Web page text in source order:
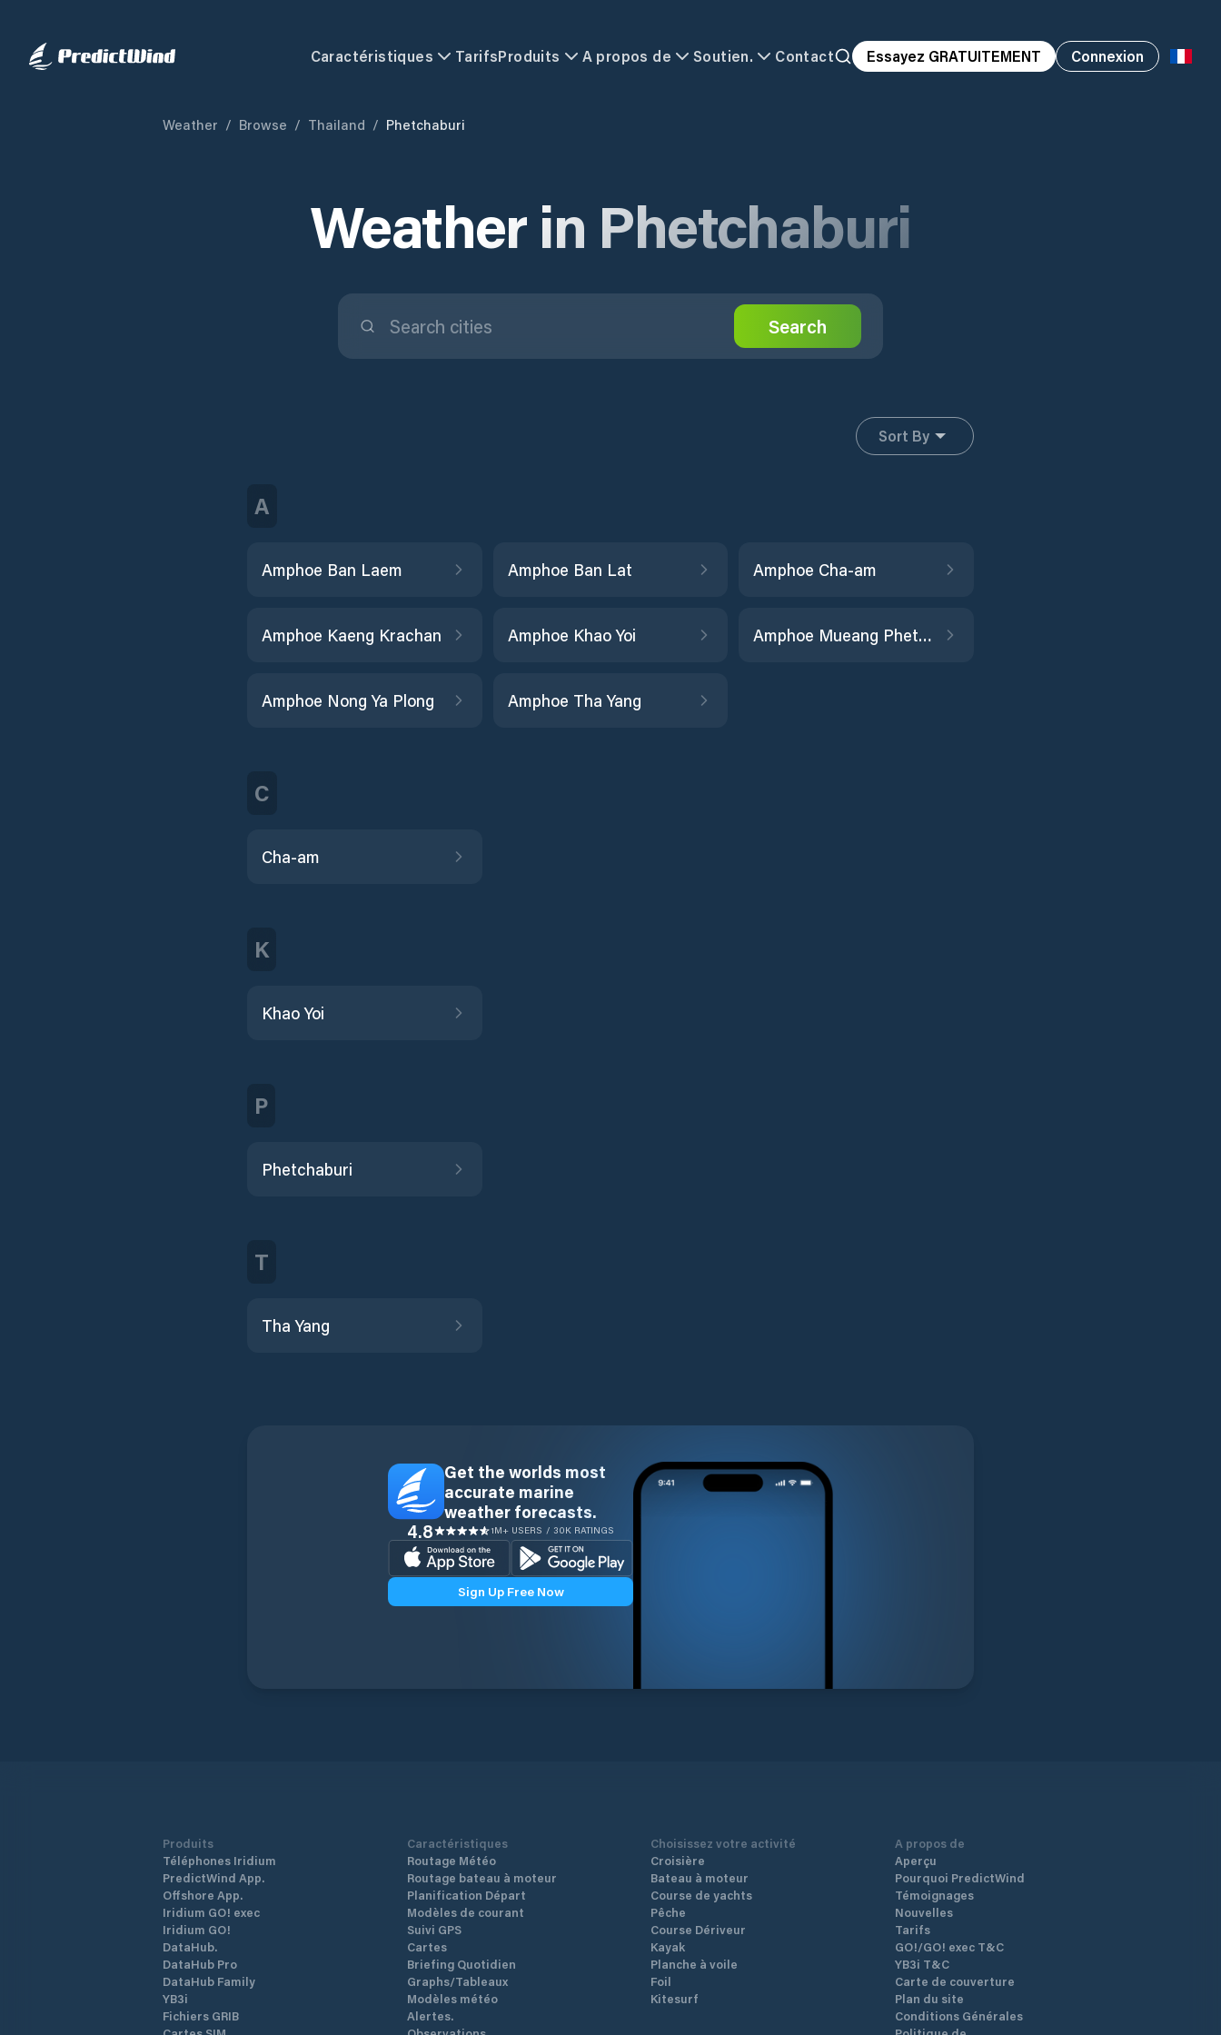
Caractéristiques TarifsProduits A propos de Soutien. Contact Essayez GRATUITEMENT Connexion
Weather / Browse / Thailand / Phetchaburi
Weather in Phetchaburi
Search
Sort By
A
Amphoe Ban Laem Amphoe Ban Lat Amphoe Cha-am
Amphoe Kaeng Krachan Amphoe Khao Yoi Amphoe Mueang Phetchaburi
Amphoe Nong Ya Plong Amphoe Tha Yang
C
Cha-am
K
Khao Yoi
P
Phetchaburi
T
Tha Yang
Get the worlds most
accurate marine
weather forecasts.
4.8 1M+ USERS / 30K RATINGS
Sign Up Free Now
Produits
Téléphones Iridium
PredictWind App.
Offshore App.
Iridium GO! exec
Iridium GO!
DataHub.
DataHub Pro
DataHub Family
YB3i
Fichiers GRIB
Caractéristiques
Routage Météo
Routage bateau à moteur
Planification Départ
Modèles de courant
Suivi GPS
Cartes
Briefing Quotidien
Graphs/Tableaux
Modèles météo
Alertes.
Choisissez votre activité
Croisière
Bateau à moteur
Course de yachts
Pêche
Course Dériveur
Kayak
Planche à voile
Foil
Kitesurf
A propos de
Aperçu
Pourquoi PredictWind
Témoignages
Nouvelles
Tarifs
GO!/GO! exec T&C
YB3i T&C
Carte de couverture
Plan du site
Conditions Générales